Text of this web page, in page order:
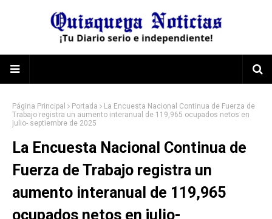
Página Principal Portada
La Encuesta Nacional Continua de Fuerza de
Trabajo registra un aumento interanual de 119,965 ocupados netos en
julio- septiembre de 2025
La Encuesta Nacional Continua de
Fuerza de Trabajo registra un
aumento interanual de 119,965
ocupados netos en julio-